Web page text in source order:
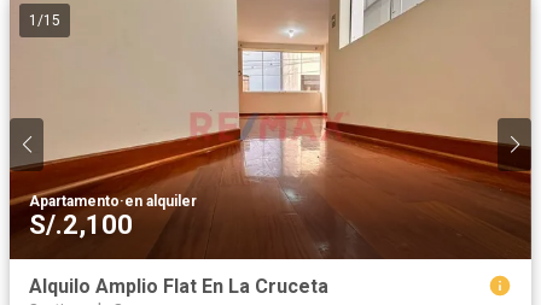
1 /15
Apartamento·en alquiler
S/.2,100
Alquilo Amplio Flat En La Cruceta